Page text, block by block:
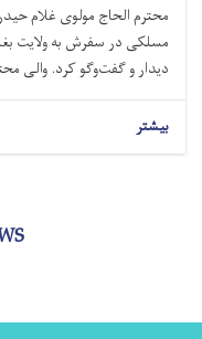
محترم الحاج مولوی غلام
مسلکی در سفرش به ولایت
دیدار و گفت‌وگو کرد. والی
بیشتر